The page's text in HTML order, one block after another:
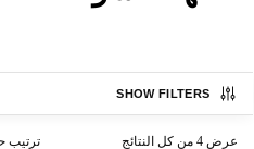
SHOW FILTERS
عرض ⁦4⁩ من كل النتائج